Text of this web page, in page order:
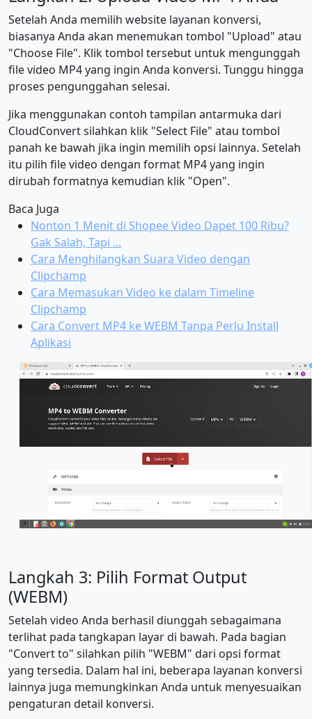
Setelah Anda memilih website layanan konversi,
biasanya Anda akan menemukan tombol "Upload" atau
"Choose File". Klik tombol tersebut untuk mengunggah
file video MP4 yang ingin Anda konversi. Tunggu hingga
proses pengunggahan selesai.
Jika menggunakan contoh tampilan antarmuka dari
CloudConvert silahkan klik "Select File" atau tombol
panah ke bawah jika ingin memilih opsi lainnya. Setelah
itu pilih file video dengan format MP4 yang ingin
dirubah formatnya kemudian klik "Open".
Baca Juga
Nonton 1 Menit di Shopee Video Dapet 100 Ribu?
Gak Salah, Tapi ...
Cara Menghilangkan Suara Video dengan
Clipchamp
Cara Memasukan Video ke dalam Timeline
Clipchamp
Cara Convert MP4 ke WEBM Tanpa Perlu Install
Aplikasi
Langkah 3: Pilih Format Output
(WEBM)
Setelah video Anda berhasil diunggah sebagaimana
terlihat pada tangkapan layar di bawah. Pada bagian
"Convert to" silahkan pilih "WEBM" dari opsi format
yang tersedia. Dalam hal ini, beberapa layanan konversi
lainnya juga memungkinkan Anda untuk menyesuaikan
pengaturan detail konversi.